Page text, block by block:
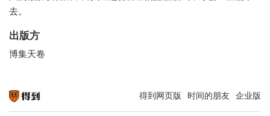
去。
出版方
博集天卷
得到网页版 时间的朋友 企业版